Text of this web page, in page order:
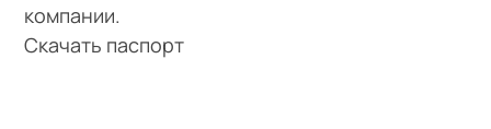
компании.
Скачать паспорт